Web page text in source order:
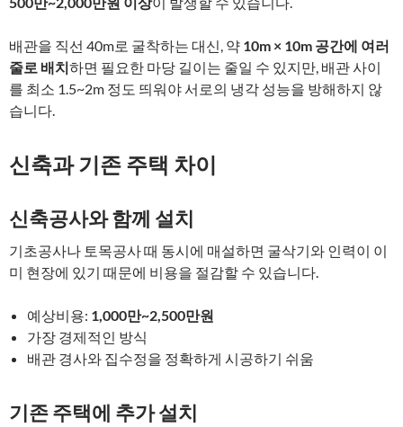
배관을 직선 40m로 굴착하는 대신, 약 10m × 10m 공간에 여러
줄로 배치하면 필요한 마당 길이는 줄일 수 있지만, 배관 사이
를 최소 1.5~2m 정도 띄워야 서로의 냉각 성능을 방해하지 않
습니다.
신축과 기존 주택 차이
신축공사와 함께 설치
기초공사나 토목공사 때 동시에 매설하면 굴삭기와 인력이 이
미 현장에 있기 때문에 비용을 절감할 수 있습니다.
예상비용: 1,000만~2,500만원
가장 경제적인 방식
배관 경사와 집수정을 정확하게 시공하기 쉬움
기존 주택에 추가 설치